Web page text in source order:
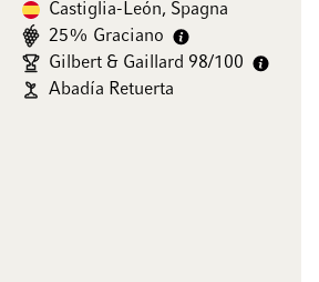
Castiglia-León, Spagna
25% Graciano
Gilbert & Gaillard 98/100
Abadía Retuerta